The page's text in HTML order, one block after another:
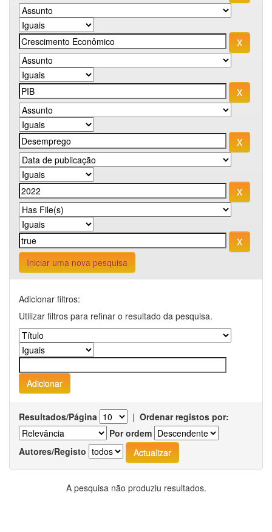
Iniciar uma nova pesquisa
Adicionar filtros:
Utilizar filtros para refinar o resultado da pesquisa.
Resultados/Página | Ordenar registos por:
Por ordem
Autores/Registo
A pesquisa não produziu resultados.